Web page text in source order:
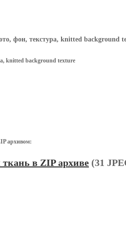
фон, текстура, knitted background
knitted background texture
архивом:
в ZIP архиве (31